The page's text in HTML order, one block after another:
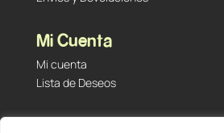
Mi Cuenta
Mi cuenta
Lista de Deseos